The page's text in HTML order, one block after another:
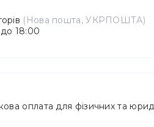
(Нова пошта, УКРПОШТА)
18:00
оплата для фізичних та